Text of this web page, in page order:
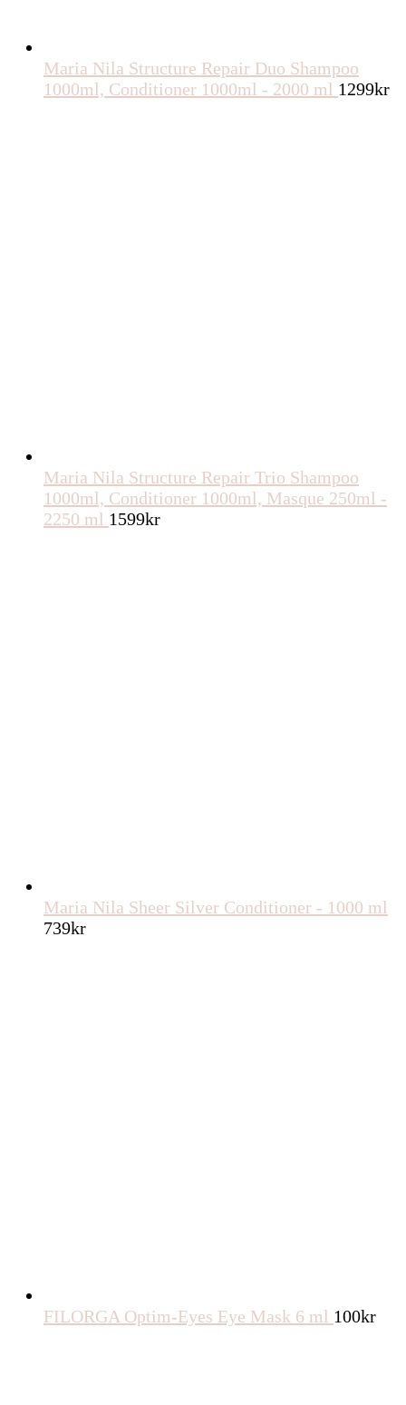
Maria Nila Structure Repair Duo Shampoo
1000ml, Conditioner 1000ml - 2000 ml 1299kr
Maria Nila Structure Repair Trio Shampoo
1000ml, Conditioner 1000ml, Masque 250ml -
2250 ml 1599kr
Maria Nila Sheer Silver Conditioner - 1000 ml
739kr
FILORGA Optim-Eyes Eye Mask 6 ml 100kr